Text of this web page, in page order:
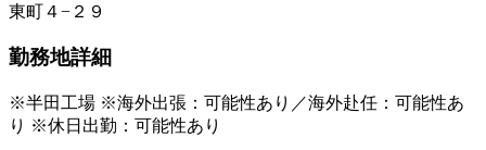
東町４−２９
勤務地詳細
※半田工場 ※海外出張：可能性あり／海外赴任：可能性あ
り ※休日出勤：可能性あり